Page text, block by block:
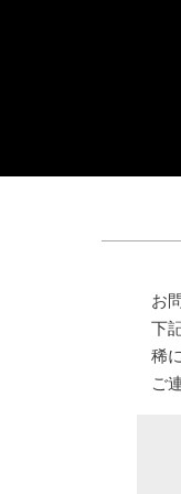
お
下
稀
ご